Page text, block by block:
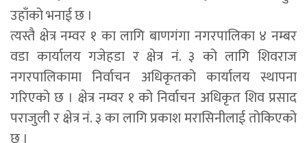
उहाँको भनाई छ ।
त्यस्तै क्षेत्र नम्वर १ का लागि बाणगंगा नगरपालिका ४ नम्बर
वडा कार्यालय गजेहडा र क्षेत्र नं. ३ को लागि शिवराज
नगरपालिकामा निर्वाचन अधिकृतको कार्यालय स्थापना
गरिएको छ । क्षेत्र नम्वर १ को निर्वाचन अधिकृत शिव प्रसाद
पराजुली र क्षेत्र नं. ३ का लागि प्रकाश मरासिनीलाई तोकिएको